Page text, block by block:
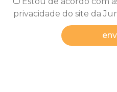
privacidade do site da